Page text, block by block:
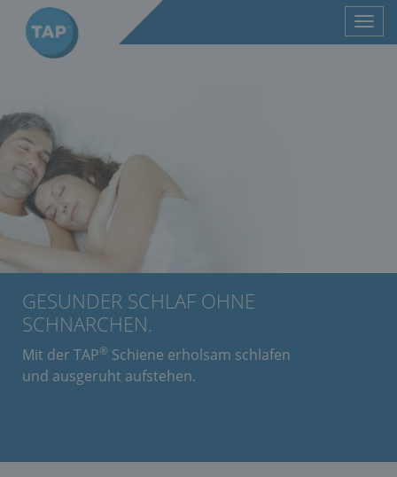
GESUNDER SCHLAF OHNE
SCHNARCHEN.
Mit der TAP® Schiene erholsam schlafen
und ausgeruht aufstehen.